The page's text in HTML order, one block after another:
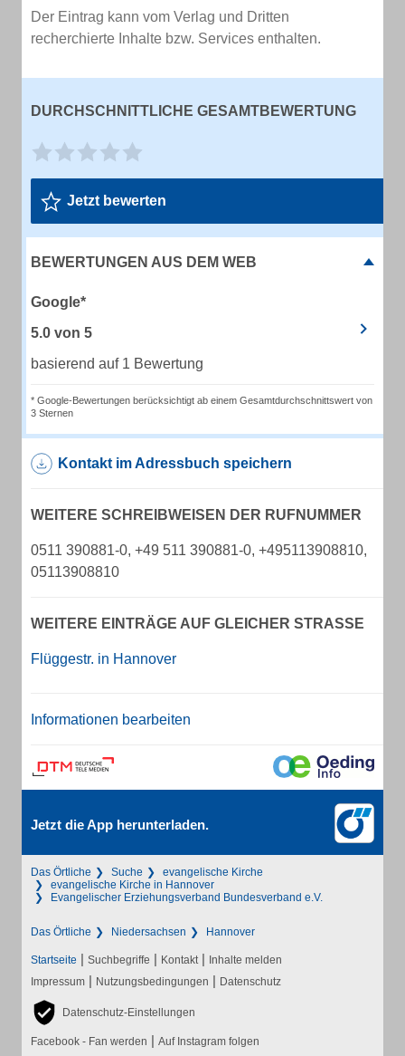
Der Eintrag kann vom Verlag und Dritten
recherchierte Inhalte bzw. Services enthalten.
DURCHSCHNITTLICHE GESAMTBEWERTUNG
Jetzt bewerten
BEWERTUNGEN AUS DEM WEB
Google*
5.0 von 5
basierend auf 1 Bewertung
* Google-Bewertungen berücksichtigt ab einem Gesamtdurchschnittswert von
3 Sternen
Kontakt im Adressbuch speichern
WEITERE SCHREIBWEISEN DER RUFNUMMER
0511 390881-0, +49 511 390881-0, +495113908810,
05113908810
WEITERE EINTRÄGE AUF GLEICHER STRASSE
Flüggestr. in Hannover
Informationen bearbeiten
Jetzt die App herunterladen.
Das Örtliche Suche
evangelische Kirche
evangelische Kirche in Hannover
Evangelischer Erziehungsverband Bundesverband e.V.
Das Örtliche Niedersachsen Hannover
Startseite | Suchbegriffe | Kontakt | Inhalte melden
Impressum | Nutzungsbedingungen | Datenschutz
Datenschutz-Einstellungen
Facebook - Fan werden | Auf Instagram folgen